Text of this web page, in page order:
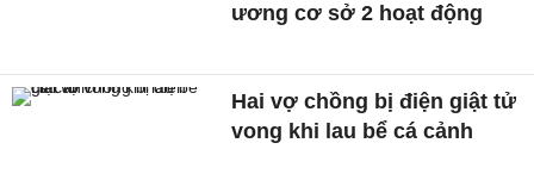
ương cơ sở 2 hoạt động
Hai vợ chồng bị điện giật tử
vong khi lau bể cá cảnh